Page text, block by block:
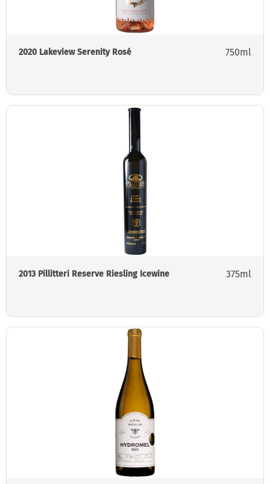
2020 Lakeview Serenity Rosé 750ml
2013 Pillitteri Reserve Riesling Icewine 375ml